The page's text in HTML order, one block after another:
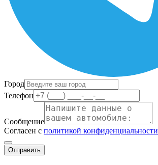
Город
Телефон
Сообщение
Согласен с политикой конфиденциальности
Отправить